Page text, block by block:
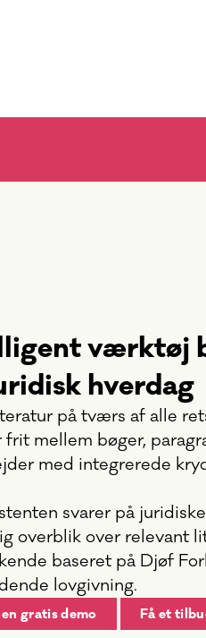
værktøj
hverdag
på tværs af alle
frit mellem bøger,
med integrerede
svarer på
overblik over relevant
baseret på Djøf
lovgivning.
gratis demo Få et